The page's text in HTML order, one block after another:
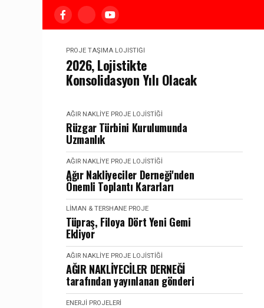
PROJE TAŞIMA LOJISTIĞI
2026, Lojistikte
Konsolidasyon Yılı Olacak
AĞIR NAKLIYE PROJE LOJISTIĞI
Rüzgar Türbini Kurulumunda
Uzmanlık
AĞIR NAKLIYE PROJE LOJISTIĞI
Ağır Nakliyeciler Derneği'nden
Önemli Toplantı Kararları
LIMAN & TERSHANE PROJE
Tüpraş, Filoya Dört Yeni Gemi
Ekliyor
AĞIR NAKLIYE PROJE LOJISTIĞI
AĞIR NAKLİYECİLER DERNEĞİ
tarafından yayınlanan gönderi
ENERJI PROJELERI